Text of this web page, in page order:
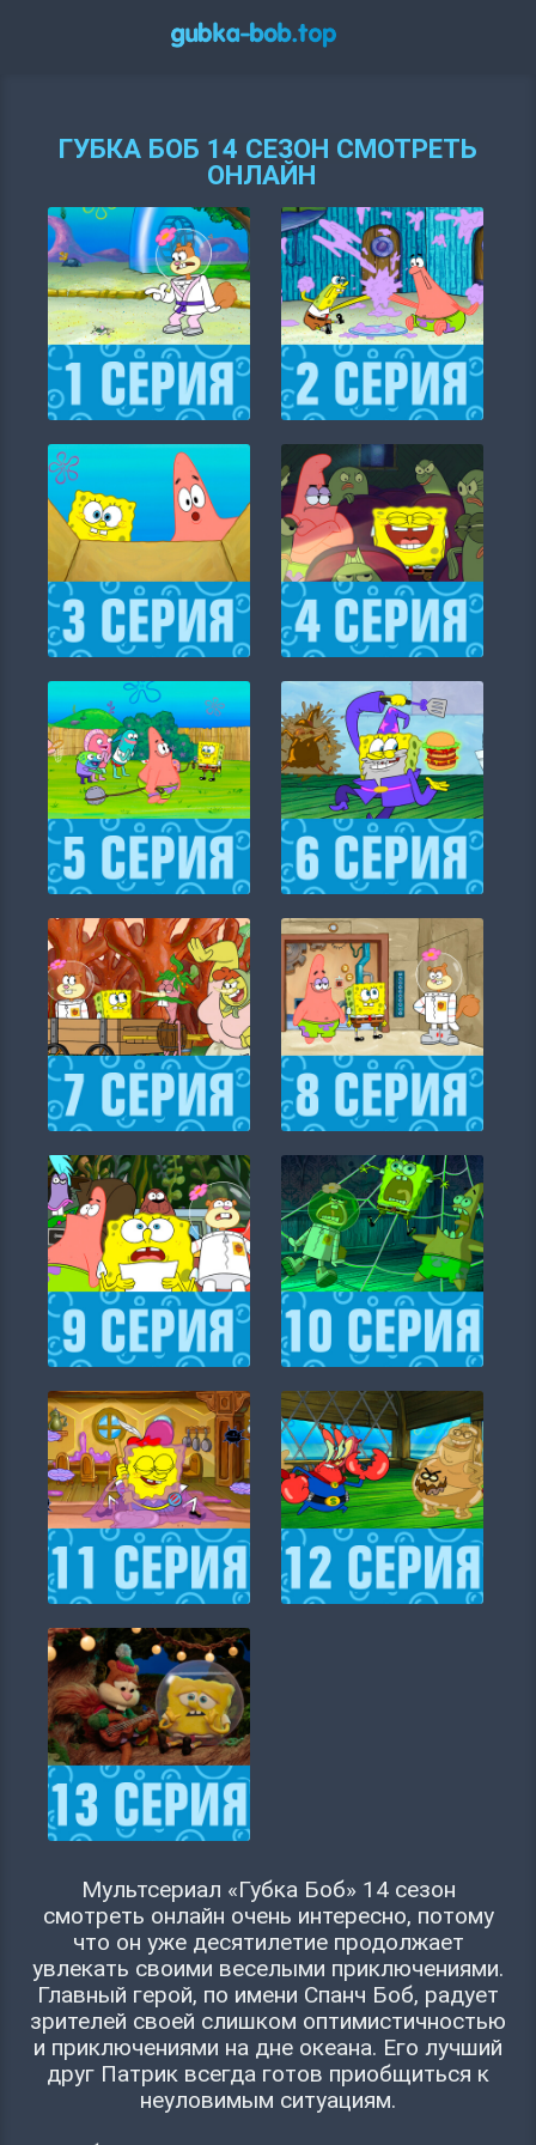
ГУБКА БОБ 14 СЕЗОН СМОТРЕТЬ
ОНЛАЙН
Мультсериал «Губка Боб» 14 сезон
смотреть онлайн очень интересно, потому
что он уже десятилетие продолжает
увлекать своими веселыми приключениями.
Главный герой, по имени Спанч Боб, радует
зрителей своей слишком оптимистичностью
и приключениями на дне океана. Его лучший
друг Патрик всегда готов приобщиться к
неуловимым ситуациям.